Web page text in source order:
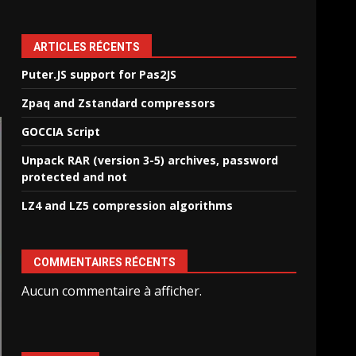
ARTICLES RÉCENTS
Puter.JS support for Pas2JS
Zpaq and Zstandard compressors
GOCCIA Script
Unpack RAR (version 3-5) archives, password
protected and not
LZ4 and LZ5 compression algorithms
COMMENTAIRES RÉCENTS
Aucun commentaire à afficher.